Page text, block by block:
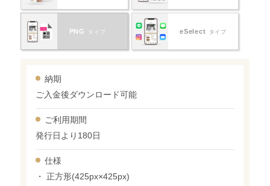
PNG タイプ eSelect タイプ
納期
ご入金後ダウンロード可能
ご利用期間
発行日より180日
仕様
・ 正方形(425px×425px)